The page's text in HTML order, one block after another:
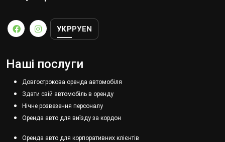
УКРРУEN
Наші послуги
Довгострокова оренда автомобіля
Здати свій автомобіль в оренду
Нічне розвезення персоналу
Оренда авто для виїзду за кордон
Оренда авто для корпоративних клієнтів